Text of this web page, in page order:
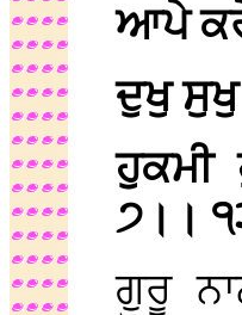
ਆਪੇ
ਦੁਖੁ
ਹੁਕਮੀ
੭।।
ਗੁਰੂ